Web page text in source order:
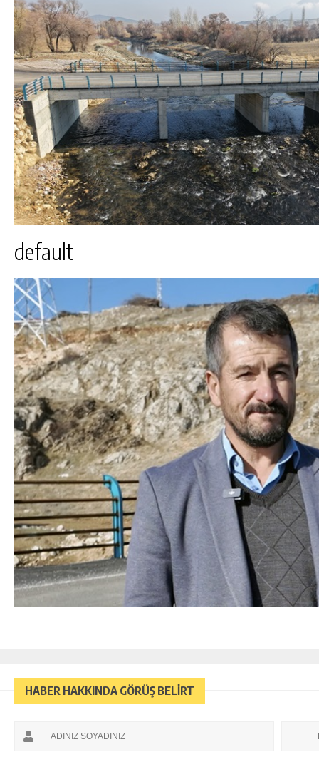
default
HABER HAKKINDA GÖRÜŞ BELİRT